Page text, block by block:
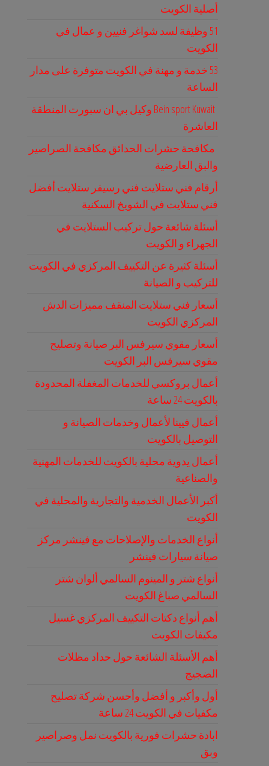
أصلية الكويت
51 وظيفة لسد شواغر فنيين و عمال في
الكويت
53 خدمة و مهنة في الكويت متوفرة على مدار
الساعة
Bein sport Kuwait وكيل بي ان سبورت المنطقة
العاشرة
مكافحة حشرات الحدائق مكافحة الصراصير
والبق العارضية
أرقام فني ستلايت فني رسيفر ستلايت أفضل
فني ستلايت في الشويخ السكنية
أسئلة شائعة حول تركيب الستلايت في
الجهراء و الكويت
أسئلة كثيرة عن التكييف المركزي في الكويت
للتركيب و الصيانة
أسعار فني ستلايت المنقف مميزات الدش
المركزي الكويت
أسعار مقوي سيرفس البر صيانة وتصليح
مقوي سيرفس البر الكويت
أعمال بروكسي للخدمات المغفلة المحدودة
بالكويت 24 ساعة
أعمال فيينا لأعمال وخدمات الصيانة و
التوصيل بالكويت
أعمال يدوية محلية بالكويت للخدمات المهنية
والصناعية
أكبر الأعمال الخدمية والتجارية والمحلية في
الكويت
أنواع الخدمات والإصلاحات مع فينشر مركز
صيانة سيارات فينشر
أنواع شتر و المينوم السالمي ألوان شتر
السالمي صباغ الكويت
أهم أنواع دكتات التكييف المركزي غسيل
مكيفات الكويت
أهم الأسئلة الشائعة حول حداد مظلات
الضجيج
أول وأكبر و أفضل وأحسن شركة تصليح
مكفيات في الكويت 24 ساعة
ابادة حشرات فورية بالكويت نمل وصراصير
وبق